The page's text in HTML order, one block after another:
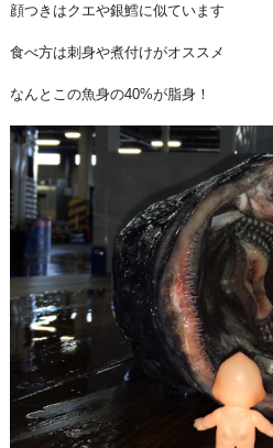
顔つきはクエや銀鱈に似ています
食べ方は刺身や煮付けがオススメ
なんとこの魚身の40%が脂身！